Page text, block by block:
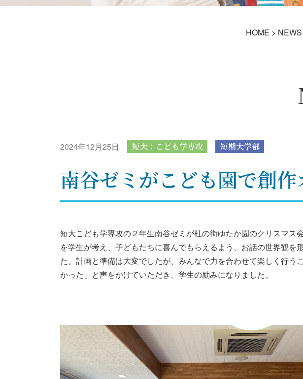
HOME > NEWS
2024年12月25日 短大：こども学専攻 短期大学部
南谷ゼミがこども園で創
短大こども学専攻の２年生南谷ゼミが杜の街ゆたか園のクリスマ
を学生が考え、子どもたちに喜んでもらえるよう、お話の世界観
た。計画と準備は大変でしたが、みんなで力を合わせて楽しく行
かった」と声をかけていただき、学生の励みになりました。